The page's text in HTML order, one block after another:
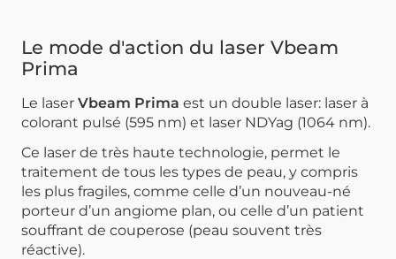
Le mode d'action du laser Vbeam
Prima
Le laser Vbeam Prima est un double laser: laser à
colorant pulsé (595 nm) et laser NDYag (1064 nm).
Ce laser de très haute technologie, permet le
traitement de tous les types de peau, y compris
les plus fragiles, comme celle d’un nouveau-né
porteur d’un angiome plan, ou celle d’un patient
souffrant de couperose (peau souvent très
réactive).